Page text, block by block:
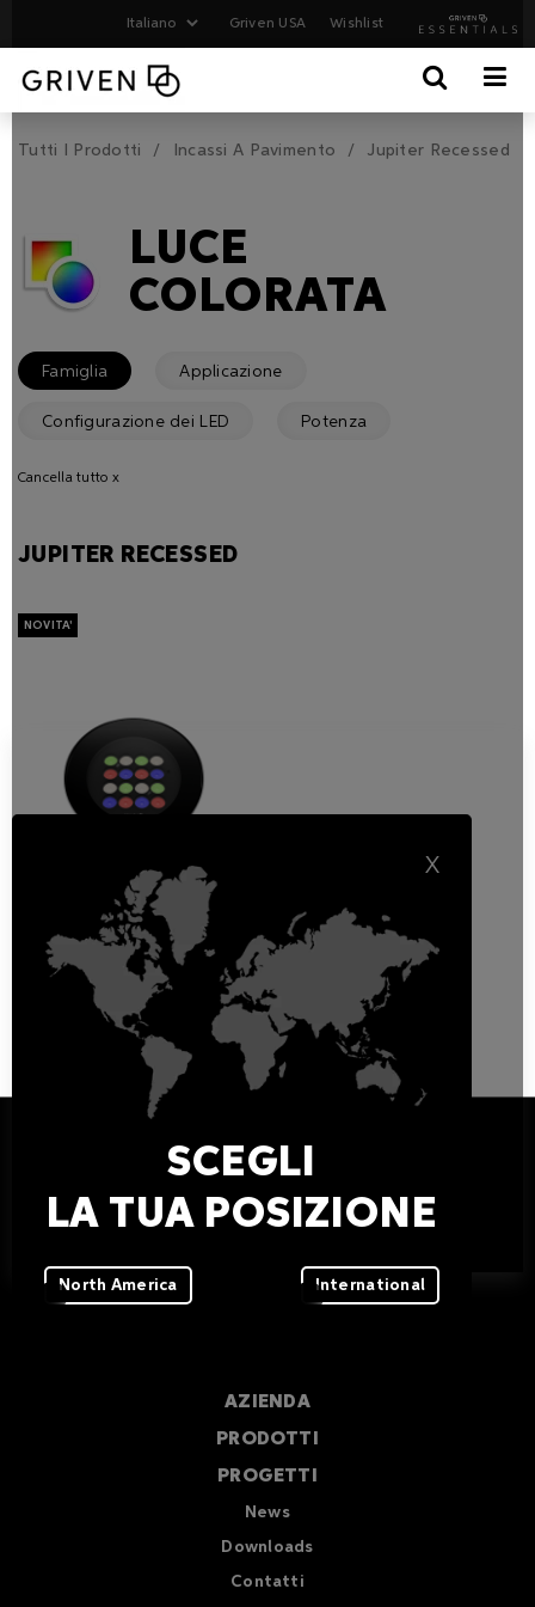
Griven USA Wishlist
Tutti I Prodotti Incassi A Pavimento Jupiter Recessed
LUCE
COLORATA
Famiglia Applicazione
Configurazione dei LED Potenza
Cancella tutto x
JUPITER RECESSED
Jupiter Recessed
RGBW
Up-lighter ad incasso da
esterno
Incassi A Pavimento
Griven S.r.l.
Via Bulgaria 16
Mantova – Italy
Tel +39 0376 779483
Email
sales@griven.com
AZIENDA
PRODOTTI
PROGETTI
News
Downloads
Contatti
X
SCEGLI
LA TUA POSIZIONE
North America International